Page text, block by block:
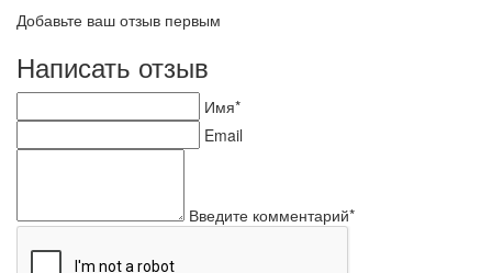
Добавьте ваш отзыв первым
Написать отзыв
Имя*
Email
Введите комментарий*